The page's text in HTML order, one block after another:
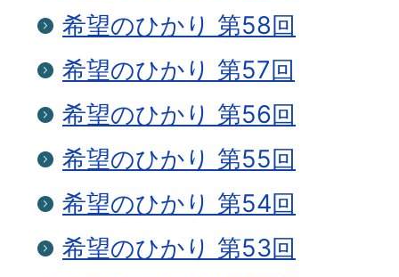
希望のひかり 第58回
希望のひかり 第57回
希望のひかり 第56回
希望のひかり 第55回
希望のひかり 第54回
希望のひかり 第53回